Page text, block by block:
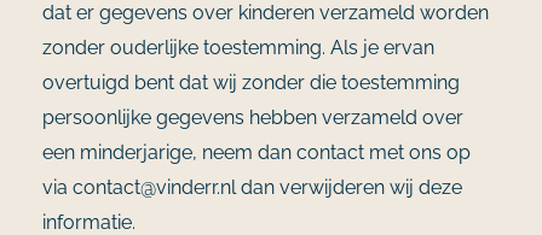
dat er gegevens over kinderen verzameld worden
zonder ouderlijke toestemming. Als je ervan
overtuigd bent dat wij zonder die toestemming
persoonlijke gegevens hebben verzameld over
een minderjarige, neem dan contact met ons op
via contact@vinderr.nl dan verwijderen wij deze
informatie.